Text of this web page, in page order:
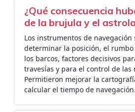
¿Qué consecuencia
de la brujula y el
Los instrumentos de navegación
determinar la posición, el
los barcos, factores decisivos
travesías y para el control de
Permitieron mejorar la
calcular el tiempo de navegación.